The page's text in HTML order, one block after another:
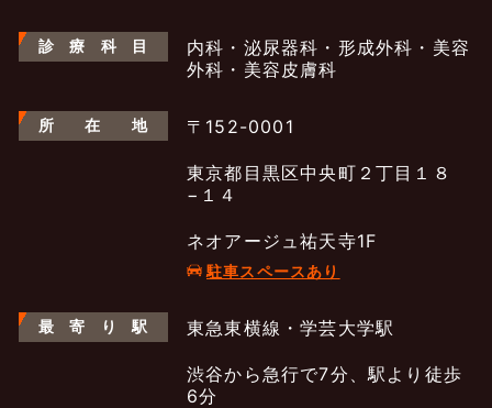
診 療 科 目
内科・泌尿器科・形成外科・美容
外科・美容皮膚科
所 在 地 〒152-0001
東京都目黒区中央町２丁目１８
−１４
ネオアージュ祐天寺1F
駐車スペースあり
最 寄 り 駅 東急東横線・学芸大学駅
渋谷から急行で7分、駅より徒歩
6分